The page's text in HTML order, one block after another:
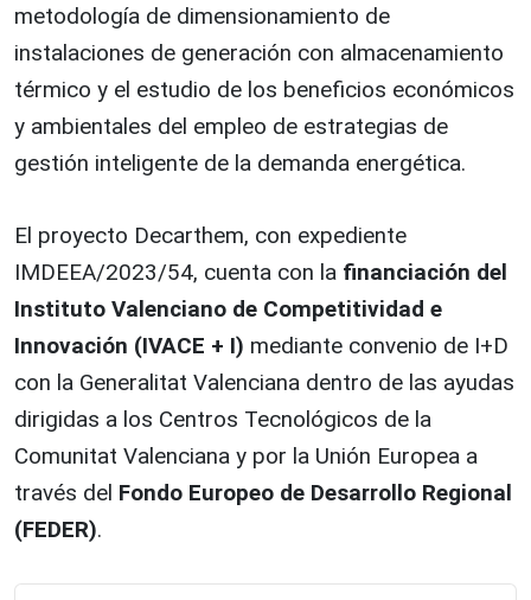
metodología de dimensionamiento de
instalaciones de generación con almacenamiento
térmico y el estudio de los beneficios económicos
y ambientales del empleo de estrategias de
gestión inteligente de la demanda energética.
El proyecto Decarthem, con expediente
IMDEEA/2023/54, cuenta con la financiación del
Instituto Valenciano de Competitividad e
Innovación (IVACE + I) mediante convenio de I+D
con la Generalitat Valenciana dentro de las ayudas
dirigidas a los Centros Tecnológicos de la
Comunitat Valenciana y por la Unión Europea a
través del Fondo Europeo de Desarrollo Regional
(FEDER).